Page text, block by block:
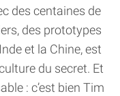
des centaines de
des prototypes
et la Chine, est
du secret. Et
: c’est bien Tim